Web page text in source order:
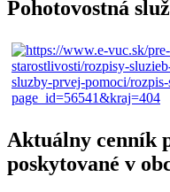
Pohotovostná
Aktuálny cenník
poskytované v